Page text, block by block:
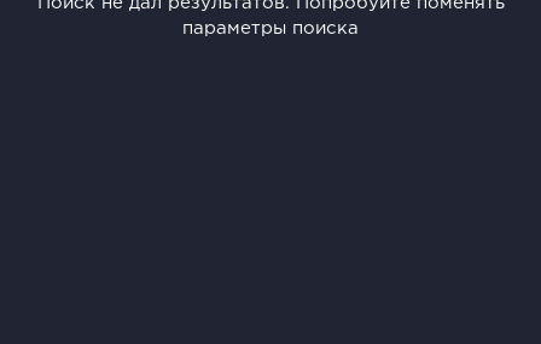
Поиск не дал результатов. Попробуйте поменять
параметры поиска